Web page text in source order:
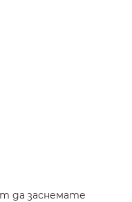
да заснемате